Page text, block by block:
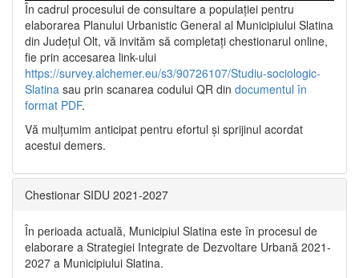
În cadrul procesului de consultare a populaţiei pentru
elaborarea Planului Urbanistic General al Municipiului Slatina
din Județul Olt, vă invităm să completați chestionarul online,
fie prin accesarea link-ului
https://survey.alchemer.eu/s3/90726107/Studiu-sociologic-
Slatina sau prin scanarea codului QR din documentul în
format PDF.
Vă mulţumim anticipat pentru efortul şi sprijinul acordat
acestui demers.
Chestionar SIDU 2021-2027
În perioada actuală, Municipiul Slatina este în procesul de
elaborare a Strategiei Integrate de Dezvoltare Urbană 2021‐
2027 a Municipiului Slatina.